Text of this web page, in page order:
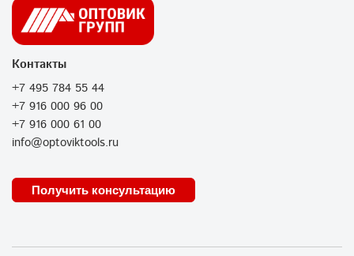
Контакты
+7 495 784 55 44
+7 916 000 96 00
+7 916 000 61 00
info@optoviktools.ru
Получить консультацию